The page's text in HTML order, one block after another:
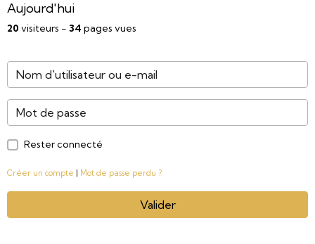
Aujourd'hui
20 visiteurs - 34 pages vues
Rester connecté
Créer un compte Mot de passe perdu ?
Valider